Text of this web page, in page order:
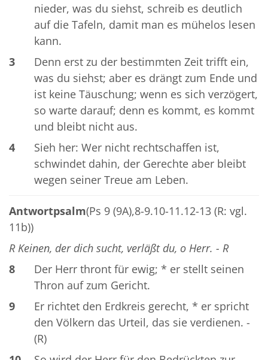
nieder, was du siehst, schreib es deutlich
auf die Tafeln, damit man es mühelos lesen
kann.
3
Denn erst zu der bestimmten Zeit trifft ein,
was du siehst; aber es drängt zum Ende und
ist keine Täuschung; wenn es sich verzögert,
so warte darauf; denn es kommt, es kommt
und bleibt nicht aus.
4
Sieh her: Wer nicht rechtschaffen ist,
schwindet dahin, der Gerechte aber bleibt
wegen seiner Treue am Leben.
Antwortpsalm(Ps 9 (9A),8-9.10-11.12-13 (R: vgl.
11b))
R Keinen, der dich sucht, verläßt du, o Herr. - R
8
Der Herr thront für ewig; * er stellt seinen
Thron auf zum Gericht.
9
Er richtet den Erdkreis gerecht, * er spricht
den Völkern das Urteil, das sie verdienen. -
(R)